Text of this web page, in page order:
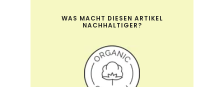
WAS MACHT DIESEN ARTIKEL
NACHHALTIGER?